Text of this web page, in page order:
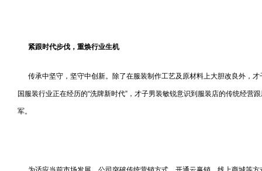
紧跟时代步伐，重焕行业生机
传承中坚守，坚守中创新。除了在服装制作工艺及原材料上大胆改良外，
国服装行业正在经历的“洗牌新时代”，才子男装敏锐意识到服装店的传统经
军。